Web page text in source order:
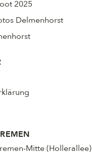
2025
Delmenhorst
Mitte (Hollerallee)